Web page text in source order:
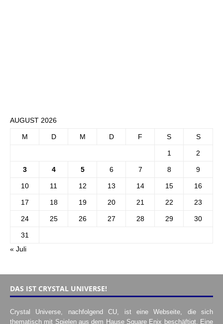
AUGUST 2026
M D M D F S S
1 2
3 4 5 6 7 8 9
10 11 12 13 14 15 16
17 18 19 20 21 22 23
24 25 26 27 28 29 30
31
« Juli
DAS IST CRYSTAL UNIVERSE!
Crystal Universe, nachfolgend CU, ist eine Webseite, die sich
thematisch mit Spielen aus dem Hause Square Enix beschäftigt. Eine